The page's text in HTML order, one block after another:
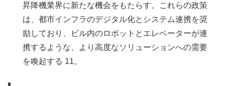
昇降機業界に新たな機会をもたらす。これらの政策
は、都市インフラのデジタル化とシステム連携を奨
励しており、ビル内のロボットとエレベーターが連
携するような、より高度なソリューションへの需要
を喚起する 11。